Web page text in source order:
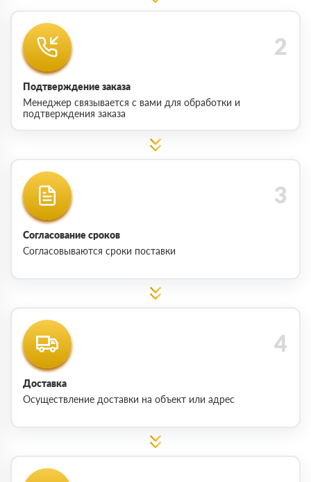
Подтверждение заказа
Менеджер связывается с вами для обработки и
подтверждения заказа
Согласование сроков
Согласовываются сроки поставки
Доставка
Осуществление доставки на объект или адрес